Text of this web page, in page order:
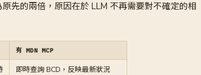
先的兩倍，原因在於 LLM 不再需要對不確定的相
有 MDN MCP
即時查詢 BCD，反映最新狀況